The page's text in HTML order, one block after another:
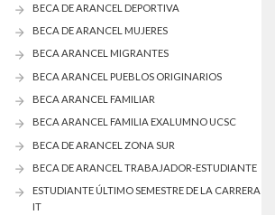
BECA DE ARANCEL DEPORTIVA
BECA DE ARANCEL MUJERES
BECA ARANCEL MIGRANTES
BECA ARANCEL PUEBLOS ORIGINARIOS
BECA ARANCEL FAMILIAR
BECA ARANCEL FAMILIA EXALUMNO UCSC
BECA DE ARANCEL ZONA SUR
BECA DE ARANCEL TRABAJADOR-ESTUDIANTE
ESTUDIANTE ÚLTIMO SEMESTRE DE LA CARRERA
IT